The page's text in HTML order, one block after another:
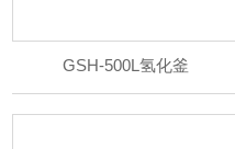
GSH-500L氢化釜